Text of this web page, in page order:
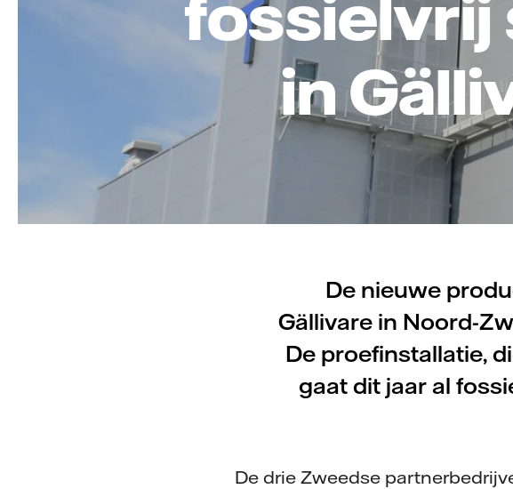
in
De nieuwe
Gällivare in Noord-
De proefinstallatie,
gaat dit jaar al
De drie Zweedse